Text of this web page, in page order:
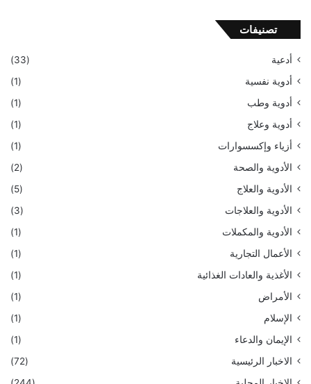
تصنيفات
أدعية
(33)
أدوية نفسية
(1)
أدوية وطب
(1)
أدوية وعلاج
(1)
أزياء وإكسسوارات
(1)
الأدوية والصحة
(2)
الأدوية والعلاج
(5)
الأدوية والعلاجات
(3)
الأدوية والمكملات
(1)
الأعمال التجارية
(1)
الأغذية والعادات الغذائية
(1)
الأمراض
(1)
الإسلام
(1)
الإيمان والدعاء
(1)
الاخبار الرئيسية
(72)